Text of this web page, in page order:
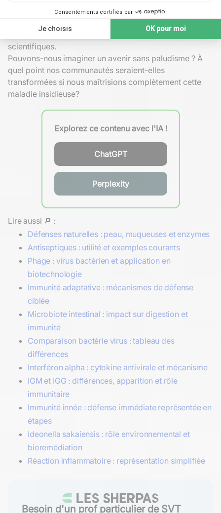
contrôle. Sachant cela, chacun peut contribuer aux
accepter la vaccination et soutenir les recherches
scientifiques.
Pouvons-nous imaginer un avenir sans paludisme ? À
quel point nos communautés seraient-elles
transformées si nous maîtrisions complètement cette
maladie insidieuse?
Explorez ce contenu avec l'IA !
ChatGPT
Perplexity
Lire aussi 🔎 :
Défenses naturelles : peau, muqueuses et enzymes
Antiseptiques : utilité et exemples courants
Phage : virus bactérien et application en
biotechnologie
Immunité adaptative : mécanismes de défense
ciblée
Microbiote intestinal : impact sur digestion et
immunité
Comparaison bactérie virus : tableau des
différences
Interféron alpha : cytokine antivirale et mécanisme
IGM et IGG : différences, apparition et rôle
immunitaire
Immunité innée : défense immédiate représentée en
étapes
Ideonella sakaiensis : rôle environnemental et
bioremédiation
Réaction inflammatoire : représentation simplifiée
Besoin d'un prof particulier de SVT